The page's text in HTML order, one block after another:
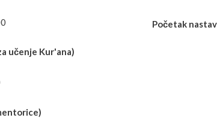
učenje Kur'ana)
Početak